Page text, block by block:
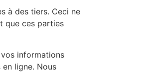
à des tiers. Ceci ne
que ces parties
informations
ligne. Nous